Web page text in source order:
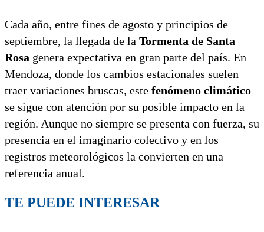
Cada año, entre fines de agosto y principios de
septiembre, la llegada de la Tormenta de Santa
Rosa genera expectativa en gran parte del país. En
Mendoza, donde los cambios estacionales suelen
traer variaciones bruscas, este fenómeno climático
se sigue con atención por su posible impacto en la
región. Aunque no siempre se presenta con fuerza, su
presencia en el imaginario colectivo y en los
registros meteorológicos la convierten en una
referencia anual.
TE PUEDE INTERESAR